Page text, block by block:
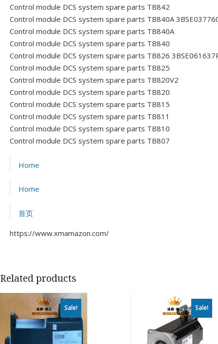
Control module DCS system spare parts TB842
Control module DCS system spare parts TB840A
Control module DCS system spare parts TB840A
Control module DCS system spare parts TB840
Control module DCS system spare parts TB826
Control module DCS system spare parts TB825
Control module DCS system spare parts TB820V2
Control module DCS system spare parts TB820
Control module DCS system spare parts TB815
Control module DCS system spare parts TB811
Control module DCS system spare parts TB810
Control module DCS system spare parts TB807
Home
Home
首页
https://www.xmamazon.com/
Related products
Sale! Sale!